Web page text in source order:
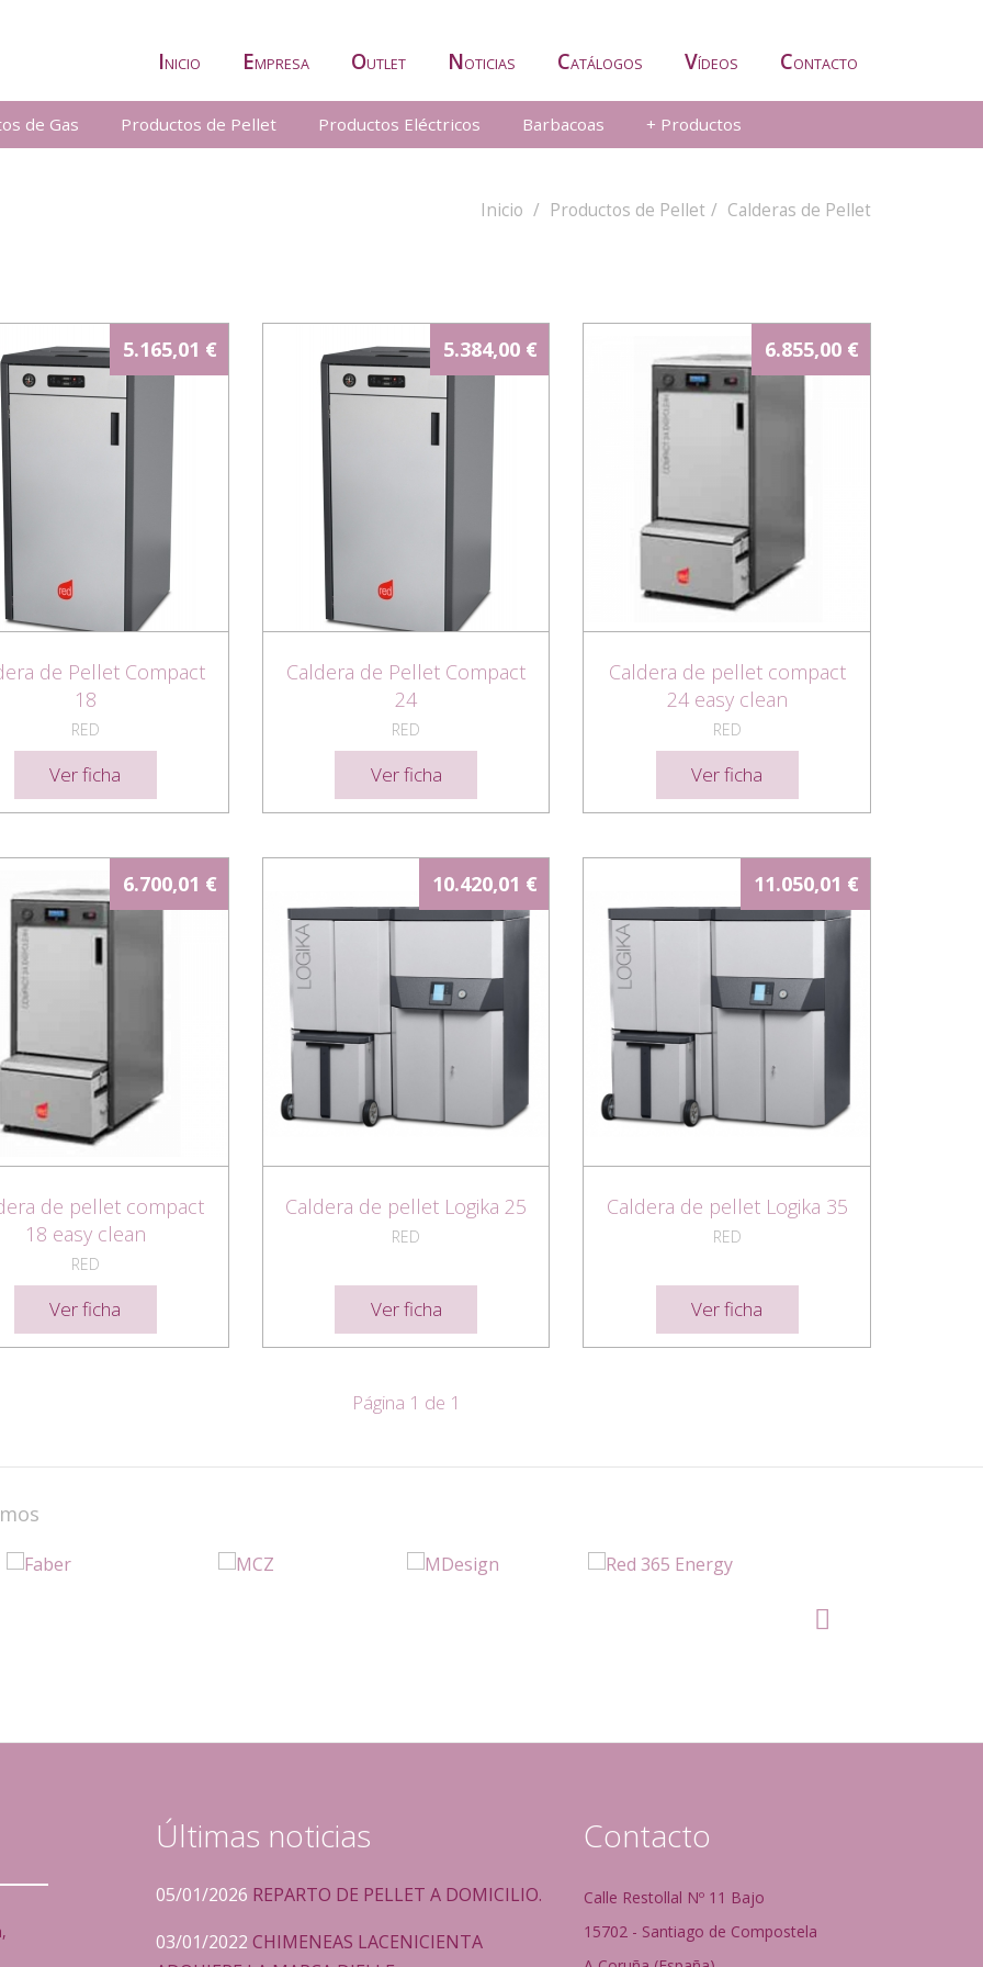
INICIO EMPRESA OUTLET NOTICIAS CATÁLOGOS VÍDEOS CONTACTO
de Gas Productos de Pellet Productos Eléctricos Barbacoas + Productos
Inicio Productos de Pellet Calderas de Pellet
5.165,01 €
de Pellet Compact
18
RED
Ver ficha
5.384,00 €
Caldera de Pellet Compact
24
RED
Ver ficha
6.855,00 €
Caldera de pellet compact
24 easy clean
RED
Ver ficha
6.700,01 €
de pellet compact
18 easy clean
RED
Ver ficha
10.420,01 €
Caldera de pellet Logika 25
RED
Ver ficha
11.050,01 €
Caldera de pellet Logika 35
RED
Ver ficha
Página 1 de 1
Últimas noticias
05/01/2026 REPARTO DE PELLET A DOMICILIO.
03/01/2022 CHIMENEAS LACENICIENTA
Contacto
Calle Restollal Nº 11 Bajo
15702 - Santiago de Compostela